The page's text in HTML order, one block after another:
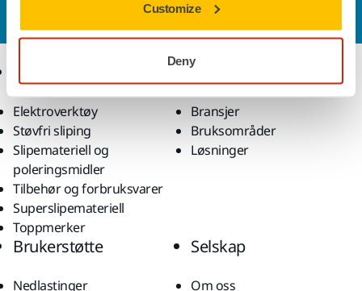
Customize
Deny
vårt på spørsmålene dine.
Elektroverktøy
Støvfri sliping
Slipemateriell og
poleringsmidler
Tilbehør og forbruksvarer
Superslipemateriell
Toppmerker
Kunnskap
Bransjer
Bruksområder
Løsninger
Brukerstøtte
Nedlastinger
Selskap
Om oss